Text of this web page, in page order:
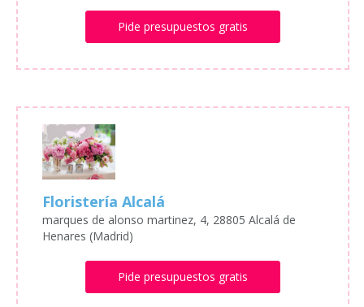
Pide presupuestos gratis
Floristería Alcalá
marques de alonso martinez, 4, 28805 Alcalá de
Henares (Madrid)
Pide presupuestos gratis